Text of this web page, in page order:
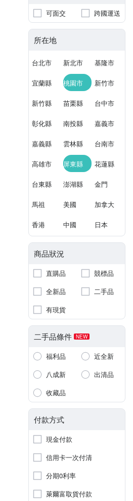
可面交 跨國運送
所在地
台北市 新北市 基隆市
宜蘭縣 桃園市 新竹市
新竹縣 苗栗縣 台中市
彰化縣 南投縣 嘉義市
嘉義縣 雲林縣 台南市
高雄市 屏東縣 花蓮縣
台東縣 澎湖縣 金門
馬祖 美國 加拿大
香港 中國 日本
商品狀況
直購品
競標品
全新品
二手品
有現貨
二手品條件 NEW
福利品
近全新
八成新
出清品
收藏品
付款方式
現金付款
信用卡一次付清
分期0利率
萊爾富取貨付款